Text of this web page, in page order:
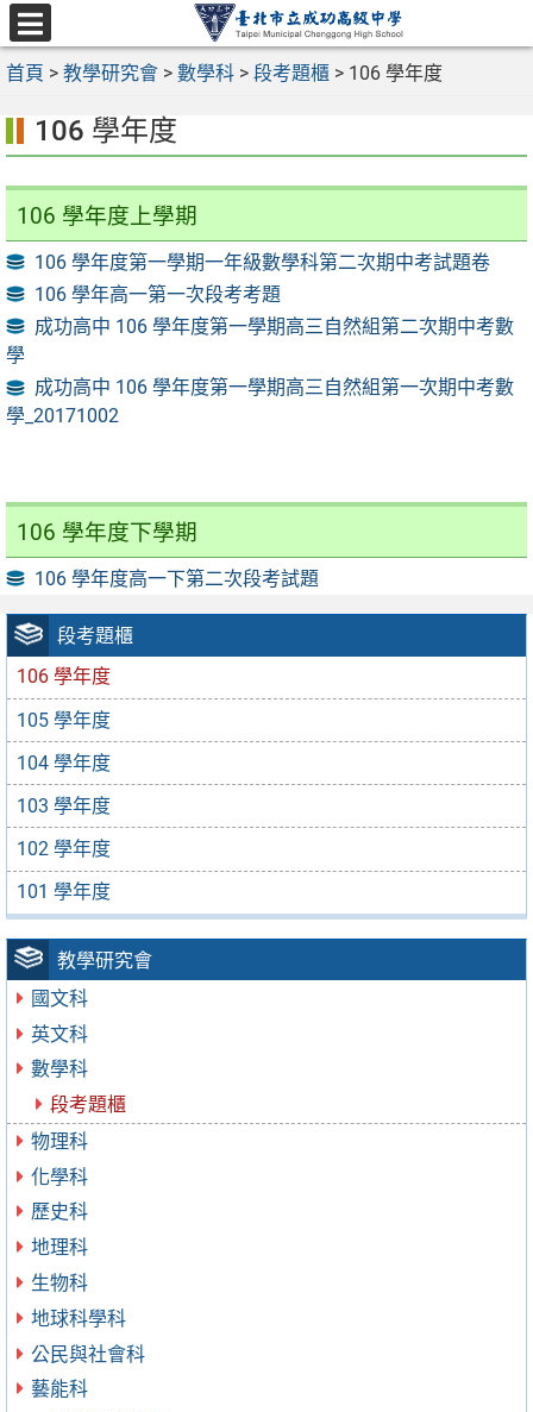
跳
至
主
容
區
選
單
首頁 > 教學研究會 > 數學科 > 段考題櫃 > 106 學年度
段考題櫃
106 學年度
105 學年度
104 學年度
103 學年度
102 學年度
101 學年度
教學研究會
國文科
英文科
數學科
段考題櫃
物理科
化學科
歷史科
地理科
生物科
地球科學科
公民與社會科
藝能科
106 學年度
106 學年度上學期
106 學年度第一學期一年級數學科第二次期中考試題卷
106 學年高一第一次段考考題
成功高中 106 學年度第一學期高三自然組第二次期中考數
學
成功高中 106 學年度第一學期高三自然組第一次期中考數
學_20171002
106 學年度下學期
106 學年度高一下第二次段考試題